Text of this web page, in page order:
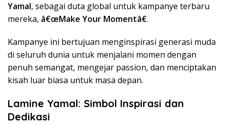
Yamal, sebagai duta global untuk kampanye terbaru
mereka, â€œMake Your Momentâ€.
Kampanye ini bertujuan menginspirasi generasi muda
di seluruh dunia untuk menjalani momen dengan
penuh semangat, mengejar passion, dan menciptakan
kisah luar biasa untuk masa depan.
Lamine Yamal: Simbol Inspirasi dan
Dedikasi